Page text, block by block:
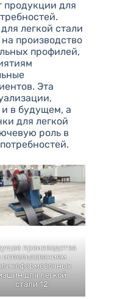
продукции для
легкой стали
производство
профилей,
Эта
и в будущем, а
для легкой
роль в
производства
использованием
для легкой
стали 12